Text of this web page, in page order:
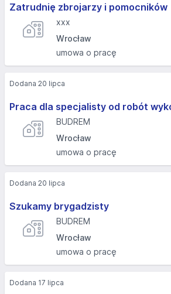
Zatrudnię zbrojarzy i pomocników
xxx
Wrocław
umowa o pracę
Praca dla specjalisty od robót
BUDREM
Wrocław
umowa o pracę
Dodana 20 lipca
Szukamy brygadzisty
BUDREM
Wrocław
umowa o pracę
Dodana 20 lipca
Dodana 17 lipca